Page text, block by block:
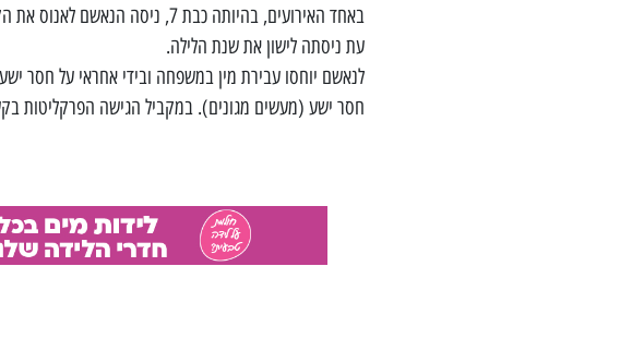
באחד האירועים, בהיותה כבת 7,
עת ניסתה לישון את שנת הלילה.
לנאשם יוחסו עבירת מין במשפחה ובידי אחראי על חסר
חסר ישע (מעשים מגונים).במקביל הגישה הפרקליטות